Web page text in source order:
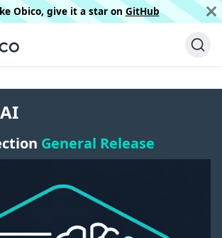
Obico, give it a star on GitHub
General Release